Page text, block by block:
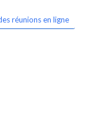
réunions en ligne